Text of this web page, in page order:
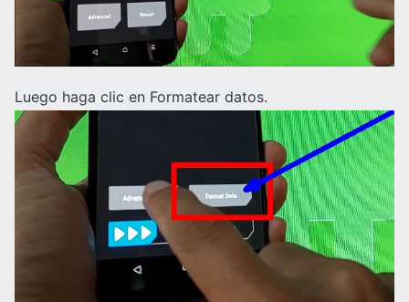
Luego haga clic en Formatear datos.